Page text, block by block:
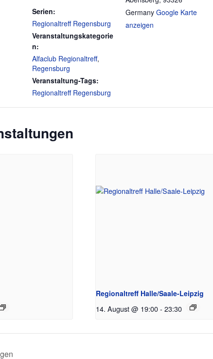
Serien:
Regionaltreff Regensburg
Veranstaltungskategorie
n:
Alfaclub Regionaltreff,
Regensburg
Veranstaltung-Tags:
Regionaltreff Regensburg
Germany Google Karte
anzeigen
Regionaltreff Halle/Saale-Leipzig
14. August @ 19:00 - 23:30